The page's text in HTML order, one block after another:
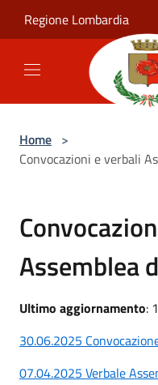
Regione Lombardia
Home >
Convocazioni e verbali
Assemblea
Ultimo aggiornamento:
30.06.2025
07.04.2025 Verbale